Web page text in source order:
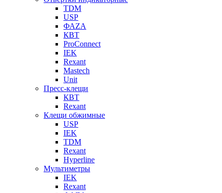
TDM
USP
ФАZА
КВТ
ProConnect
IEK
Rexant
Mastech
Unit
Пресс-клещи
КВТ
Rexant
Клещи обжимные
USP
IEK
TDM
Rexant
Hyperline
Мультиметры
IEK
Rexant